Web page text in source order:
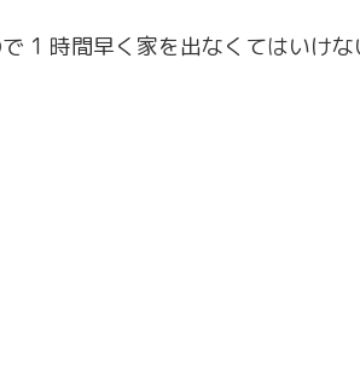
1 時間早く家を出なくてはいけ